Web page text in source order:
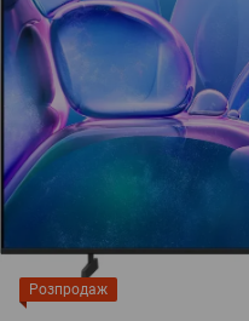
Розпродаж